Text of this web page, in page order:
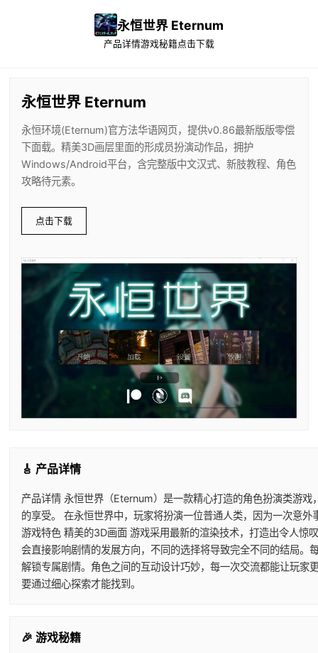
永恒世界 Eternum
产品详情游戏秘籍点击下载
永恒世界 Eternum
永恒环境(Eternum)官方法华语网页，提供v0.86最新版版零偿
下面载。精美3D画层里面的形成员扮演动作品，拥护
Windows/Android平台，含完整版中文汉式、新肢教程、角色
攻略待元素。
点击下载
🎸 产品详情
产品详情 永恒世界（Eternum）是一款精心打造的角色扮演类游
的享受。 在永恒世界中，玩家将扮演一位普通人类，因为一次意
游戏特色 精美的3D画面 游戏采用最新的渲染技术，打造出令人惊
会直接影响剧情的发展方向，不同的选择将导致完全不同的结局
解锁专属剧情。角色之间的互动设计巧妙，每一次交流都能让玩
要通过细心探索才能找到。
🎉 游戏秘籍